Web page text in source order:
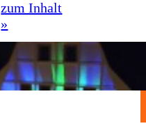
zum Inhalt
»